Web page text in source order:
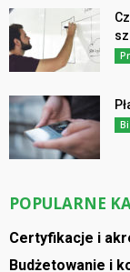
POPULARNE
Certyfikacje i
Budżetowanie i